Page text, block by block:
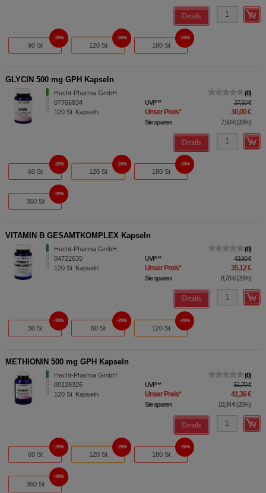
Details
90 St
20%
120 St
20%
180 St
20%
GLYCIN 500 mg GPH Kapseln
Hecht-Pharma GmbH
07766834
120 St Kapseln
0
UVP** 37,50 €
Unser Preis* 30,00 €
Sie sparen 7,50 €(20%)
Details
60 St
20%
120 St
20%
180 St
20%
360 St
20%
VITAMIN B GESAMTKOMPLEX Kapseln
Hecht-Pharma GmbH
04722635
120 St Kapseln
0
UVP** 43,90 €
Unser Preis* 35,12 €
Sie sparen 8,78 €(20%)
Details
30 St
20%
60 St
20%
120 St
20%
METHIONIN 500 mg GPH Kapseln
Hecht-Pharma GmbH
00128326
120 St Kapseln
0
UVP** 51,70 €
Unser Preis* 41,36 €
Sie sparen 10,34 €(20%)
Details
60 St
20%
120 St
20%
180 St
20%
360 St
20%